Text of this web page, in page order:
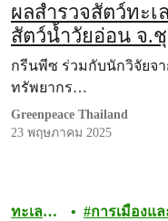
ผลสำรวจสัตว์ทะ
สัตว์น้ำวัยอ่อน จ.
จ.สงขลา จากกิจกร
Tour 2024: Ocean
กรีนพีซ ร่วมกับนักวิจัยจ
ทรัพยากร…
Greenpeace Thailand
23 พฤษภาคม 2025
ทะเล
การเมืองแ